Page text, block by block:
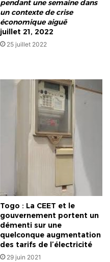
pendant une semaine dans
un contexte de crise
économique aiguë
juillet 21, 2022
25 juillet 2022
Togo : La CEET et le
gouvernement portent un
démenti sur une
quelconque augmentation
des tarifs de l’électricité
29 juin 2021